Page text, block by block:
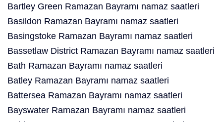
Bartley Green Ramazan Bayramı namaz saatleri
Basildon Ramazan Bayramı namaz saatleri
Basingstoke Ramazan Bayramı namaz saatleri
Bassetlaw District Ramazan Bayramı namaz saatleri
Bath Ramazan Bayramı namaz saatleri
Batley Ramazan Bayramı namaz saatleri
Battersea Ramazan Bayramı namaz saatleri
Bayswater Ramazan Bayramı namaz saatleri